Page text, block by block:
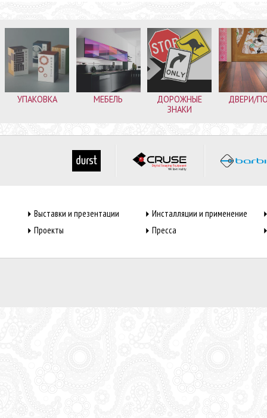
УПАКОВКА МЕБЕЛЬ
ДОРОЖНЫЕ
ЗНАКИ
ДВЕРИ/
Выставки и презентации
Инсталляции и применение
Проекты
Пресса